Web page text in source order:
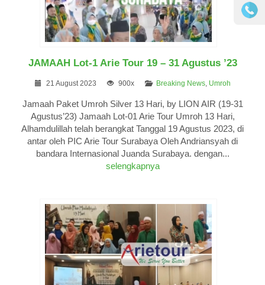
JAMAAH Lot-1 Arie Tour 19 – 31 Agustus ’23
21 August 2023 900x Breaking News, Umroh
Jamaah Paket Umroh Silver 13 Hari, by LION AIR (19-31
Agustus’23) Jamaah Lot-01 Arie Tour Umroh 13 Hari,
Alhamdulillah telah berangkat Tanggal 19 Agustus 2023, di
antar oleh PIC Arie Tour Surabaya Oleh Andriansyah di
bandara Internasional Juanda Surabaya. dengan...
selengkapnya